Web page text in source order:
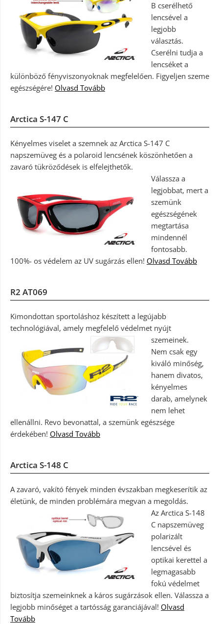
B cserélhető
lencsével a
legjobb
választás.
Cserélni tudja a
lencséket a
különböző fényviszonyoknak megfelelően. Figyeljen szeme
egészségére! Olvasd Tovább
Arctica S-147 C
Kényelmes viselet a szemnek az Arctica S-147 C
napszemüveg és a polaroid lencsének köszönhetően a
zavaró tükröződések is elfelejthetők.
Válassza a
legjobbat, mert a
szemünk
egészségének
megtartása
mindennél
fontosabb.
100%- os védelem az UV sugárzás ellen! Olvasd Tovább
R2 AT069
Kimondottan sportoláshoz készített a legújabb
technológiával, amely megfelelő védelmet nyújt
szemeinek.
Nem csak egy
kiváló minőség,
hanem divatos,
kényelmes
darab, amelynek
nem lehet
ellenállni. Revo bevonattal, a szemünk egészsége
érdekében! Olvasd Tovább
Arctica S-148 C
A zavaró, vakító fények minden évszakban megkeserítik az
életünk, de minden problémára megvan a megoldás.
Az Arctica S-148
C napszemüveg
polarizált
lencsével és
optikai kerettel a
legmagasabb
fokú védelmet
biztosítja szemeinknek a káros sugárzások ellen. Válassza a
legjobb minőséget a tartósság garanciájával! Olvasd
Tovább